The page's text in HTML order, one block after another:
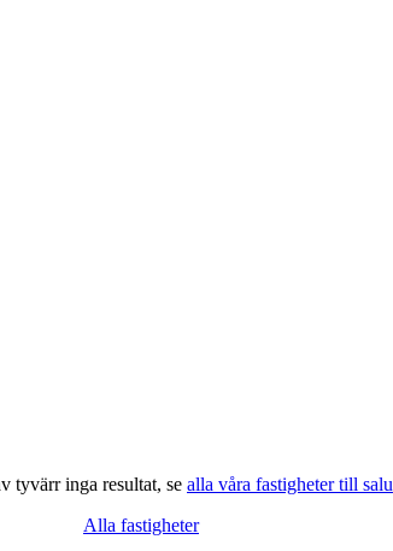
tyvärr inga resultat, se alla våra fastigheter till salu
Alla fastigheter